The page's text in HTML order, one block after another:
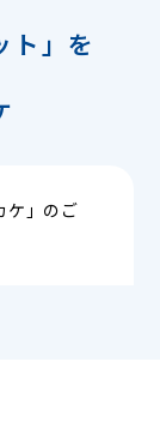
ト」を
ケ」のご